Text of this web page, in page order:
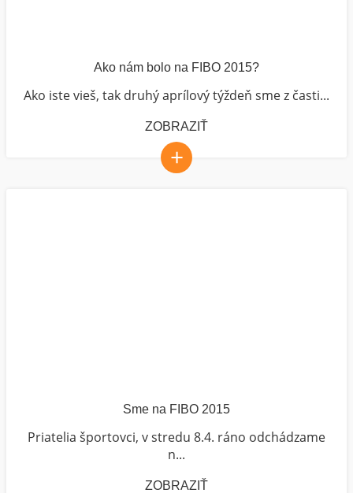
Ako nám bolo na FIBO 2015?
Ako iste vieš, tak druhý aprílový týždeň sme z časti...
ZOBRAZIŤ
+
Sme na FIBO 2015
Priatelia športovci, v stredu 8.4. ráno odchádzame
n...
ZOBRAZIŤ